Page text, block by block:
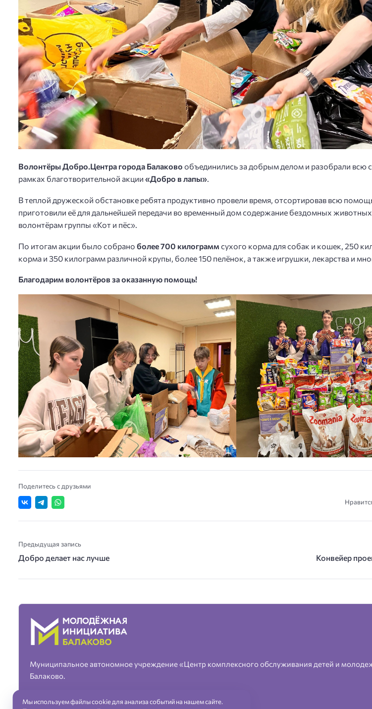
Волонтёры Добро.Центра города Балаково объединились за добрым делом и разобрали всю
рамках благотворительной акции «Добро в лапы».
В теплой дружеской обстановке ребята продуктивно провели время, отсортировав всю
приготовили её для дальнейшей передачи во временный дом содержание бездомных
волонтёрам группы «Кот и пёс».
По итогам акции было собрано более 700 килограмм сухого корма для собак и кошек, 250
корма и 350 килограмм различной крупы, более 150 пелёнок, а также игрушки, лекарства и
Благодарим волонтёров за оказанную помощь!
Поделитесь с друзьями
Предыдущая запись
Добро делает нас лучше Конвейер
Муниципальное автономное учреждение «Центр комплексного обслуживания детей и
Балаково.
Мы используем файлы cookie для анализа событий на нашем сайте.